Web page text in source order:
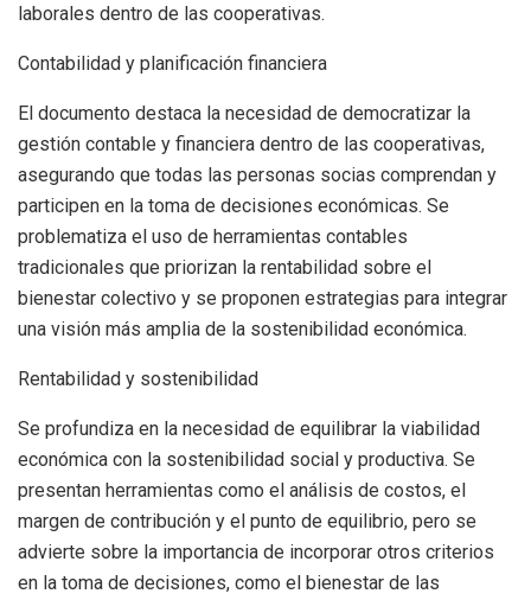
laborales dentro de las cooperativas.
Contabilidad y planificación financiera
El documento destaca la necesidad de democratizar la
gestión contable y financiera dentro de las cooperativas,
asegurando que todas las personas socias comprendan y
participen en la toma de decisiones económicas. Se
problematiza el uso de herramientas contables
tradicionales que priorizan la rentabilidad sobre el
bienestar colectivo y se proponen estrategias para integrar
una visión más amplia de la sostenibilidad económica.
Rentabilidad y sostenibilidad
Se profundiza en la necesidad de equilibrar la viabilidad
económica con la sostenibilidad social y productiva. Se
presentan herramientas como el análisis de costos, el
margen de contribución y el punto de equilibrio, pero se
advierte sobre la importancia de incorporar otros criterios
en la toma de decisiones, como el bienestar de las